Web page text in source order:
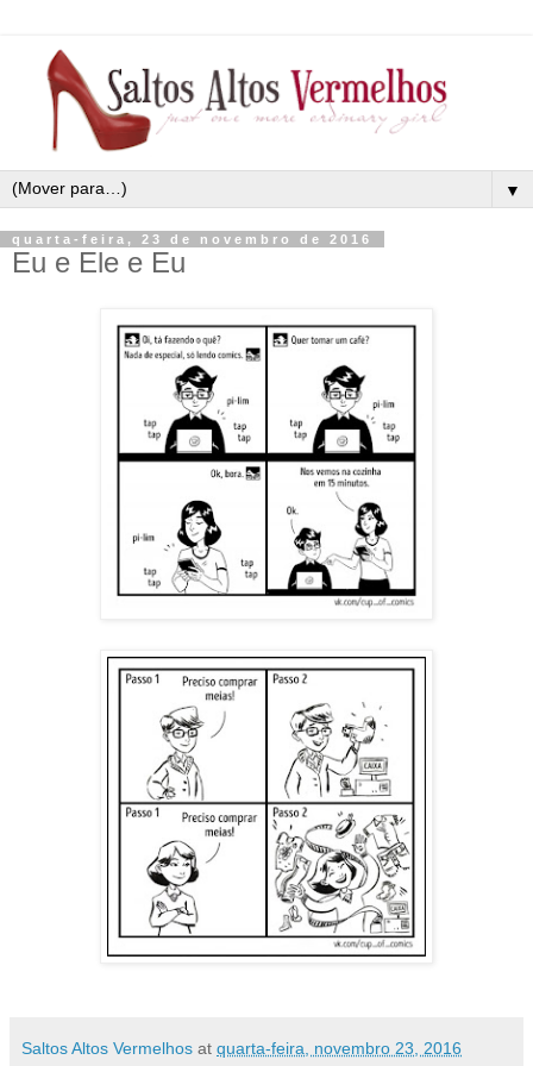
▼
quarta-feira, 23 de novembro de 2016
Eu e Ele e Eu
Saltos Altos Vermelhos at quarta-feira, novembro 23, 2016